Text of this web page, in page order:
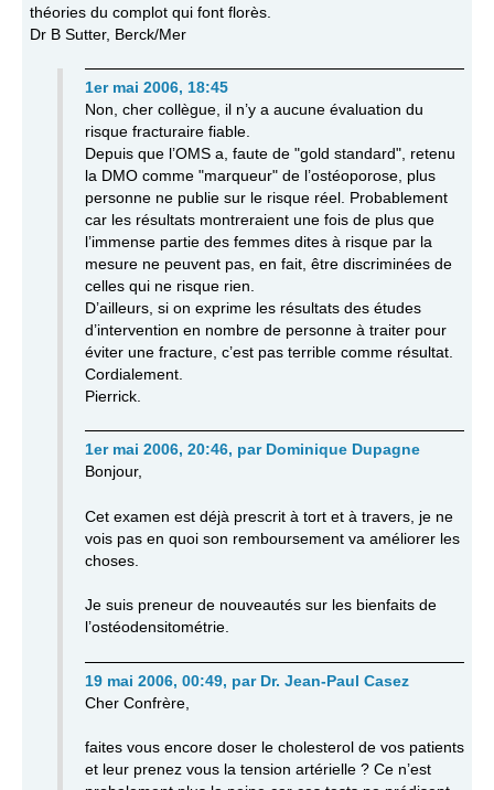
théories du complot qui font florès.
Dr B Sutter, Berck/Mer
1er mai 2006, 18:45
Non, cher collègue, il n’y a aucune évaluation du
risque fracturaire fiable.
Depuis que l’OMS a, faute de "gold standard", retenu
la DMO comme "marqueur" de l’ostéoporose, plus
personne ne publie sur le risque réel. Probablement
car les résultats montreraient une fois de plus que
l’immense partie des femmes dites à risque par la
mesure ne peuvent pas, en fait, être discriminées de
celles qui ne risque rien.
D’ailleurs, si on exprime les résultats des études
d’intervention en nombre de personne à traiter pour
éviter une fracture, c’est pas terrible comme résultat.
Cordialement.
Pierrick.
1er mai 2006, 20:46, par Dominique Dupagne
Bonjour,
Cet examen est déjà prescrit à tort et à travers, je ne
vois pas en quoi son remboursement va améliorer les
choses.
Je suis preneur de nouveautés sur les bienfaits de
l’ostéodensitométrie.
19 mai 2006, 00:49, par Dr. Jean-Paul Casez
Cher Confrère,
faites vous encore doser le cholesterol de vos patients
et leur prenez vous la tension artérielle ? Ce n’est